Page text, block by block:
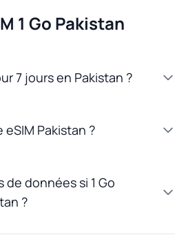
1 Go Pakistan
7 jours en Pakistan ?
Pakistan ?
données si 1 Go
?